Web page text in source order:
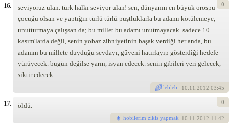
16.
seviyoruz ulan. türk halkı seviyor ulan! sen, dünyanın en büyük orospu
çocuğu olsan ve yaptığın türlü türlü puştluklarla bu adamı kötülemeye,
unutturmaya çalışsan da; bu millet bu adamı unutmayacak. sadece 10
kasım'larda değil, senin yobaz zihniyetinin başak verdiği her anda, bu
adamın bu millete duyduğu sevdayı, güveni hatırlayıp gösterdiği hedefe
yürüyecek. bugün değilse yarın, isyan edecek. senin gibileri yeri gelecek,
siktir edecek.
leblebi 10.11.2012 03:45
0
17. öldü.
hobilerim zikis yapmak 10.11.2012 11:42
0